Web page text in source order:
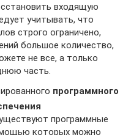
входящую
учитывать, что
строго ограничено,
большое количество,
не все, а только
часть.
программного
программные
которых можно